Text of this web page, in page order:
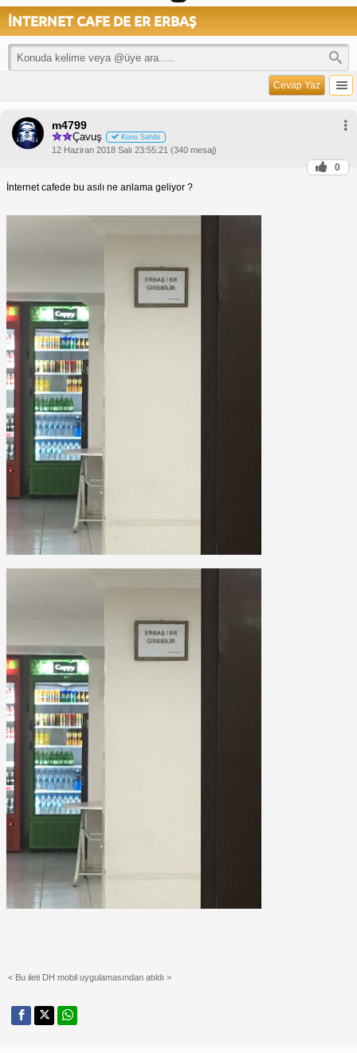
İNTERNET CAFE DE ER ERBAŞ
Cevap Yaz
m4799
Çavuş Konu Sahibi
12 Haziran 2018 Salı 23:55:21 (340 mesaj)
0
İnternet cafede bu asılı ne anlama geliyor ?
< Bu ileti DH mobil uygulamasından atıldı >